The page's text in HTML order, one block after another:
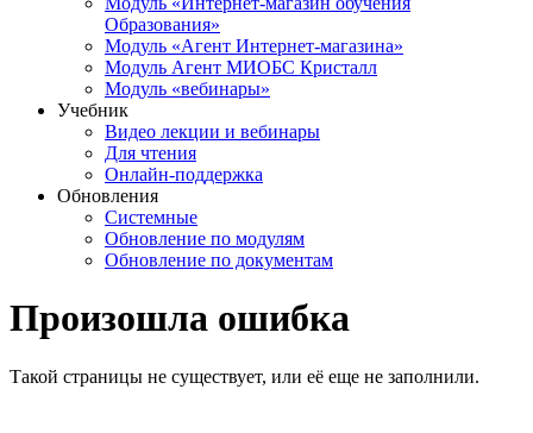
Образования»
Модуль «Агент Интернет-магазина»
Модуль Агент МИОБС Кристалл
Модуль «вебинары»
Учебник
Видео лекции и вебинары
Для чтения
Онлайн-поддержка
Обновления
Системные
Обновление по модулям
Обновление по документам
Произошла ошибка
Такой страницы не существует, или её еще не заполнили.